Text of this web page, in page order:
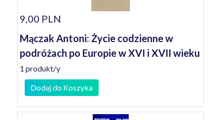
9,00 PLN
Mączak Antoni: Życie codzienne w
podróżach po Europie w XVI i XVII wieku
1 produkt/y
Dodaj do Koszyka